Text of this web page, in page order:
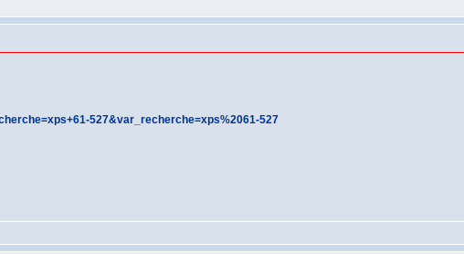
527&var_recherche=xps%2061-527